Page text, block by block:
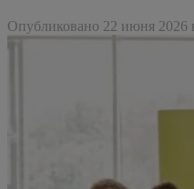
Опубликовано 22 июня 2026